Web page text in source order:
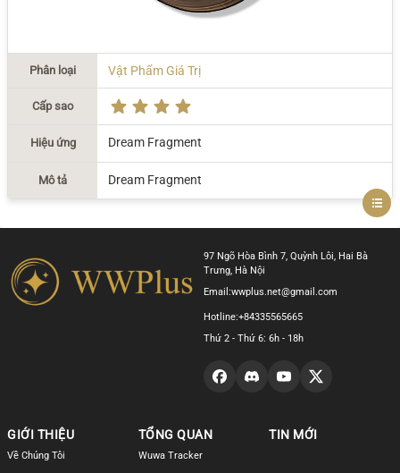
Phân loại Vật Phẩm Giá Trị
Cấp sao
Hiệu ứng Dream Fragment
Mô tả Dream Fragment
97 Ngõ Hòa Bình 7, Quỳnh Lôi, Hai Bà
Trưng, Hà Nội
Email:wwplus.net@gmail.com
Hotline:+84335565665
Thứ 2 - Thứ 6: 6h - 18h
GIỚI THIỆU
Về Chúng Tôi
TỔNG QUAN
Wuwa Tracker
TIN MỚI